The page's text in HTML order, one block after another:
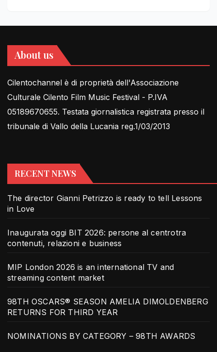
About us
Cilentochannel è di proprietà dell'Associazione
Culturale Cilento Film Music Festival - P.IVA
05189670655. Testata giornalistica registrata presso il
tribunale di Vallo della Lucania reg.1/03/2013
RECENT NEWS
The director Gianni Petrizzo is ready to tell Lessons
in Love
Inaugurata oggi BIT 2026: persone al centrotra
contenuti, relazioni e business
MIP London 2026 is an international TV and
streaming content market
98TH OSCARS® SEASON AMELIA DIMOLDENBERG
RETURNS FOR THIRD YEAR
NOMINATIONS BY CATEGORY – 98TH AWARDS